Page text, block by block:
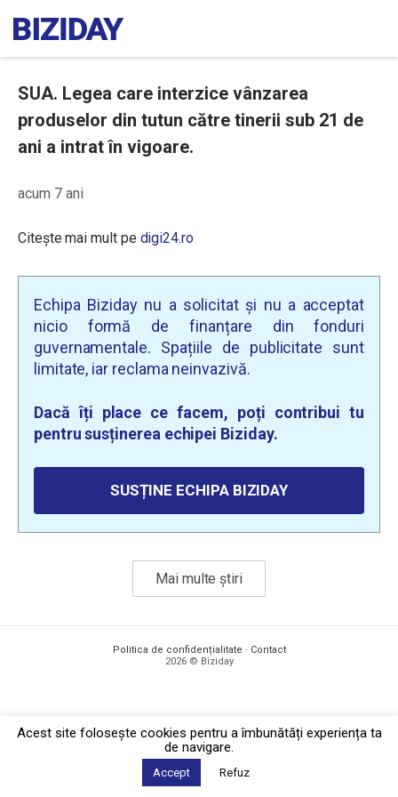
SUA. Legea care interzice vânzarea
produselor din tutun către tinerii sub 21 de
ani a intrat în vigoare.
acum 7 ani
Citește mai mult pe digi24.ro
Echipa Biziday nu a solicitat și nu a acceptat
nicio formă de finanțare din fonduri
guvernamentale. Spațiile de publicitate sunt
limitate, iar reclama neinvazivă.
Dacă îți place ce facem, poți contribui tu
pentru susținerea echipei Biziday.
SUSȚINE ECHIPA BIZIDAY
Mai multe știri
Politica de confidențialitate · Contact
2026 © Biziday
Acest site foloseşte cookies pentru a îmbunătăți experiența ta
de navigare.
Accept Refuz